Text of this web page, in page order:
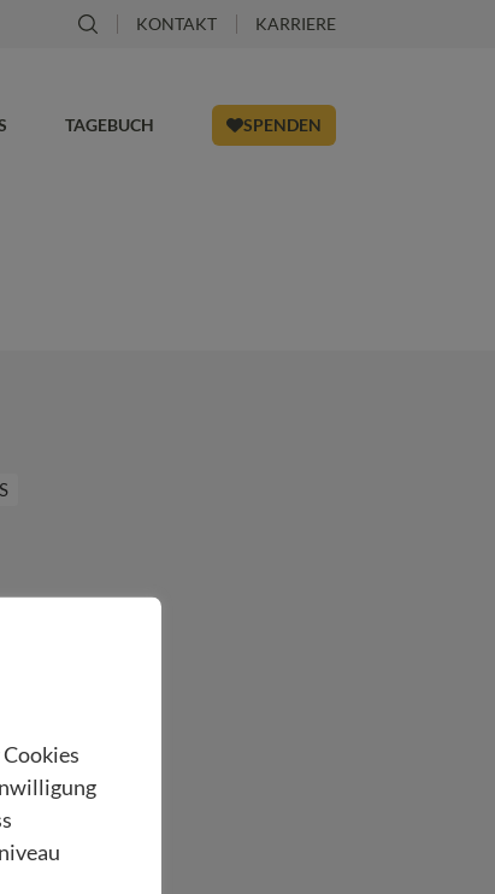
KONTAKT KARRIERE
TAGEBUCH SPENDEN